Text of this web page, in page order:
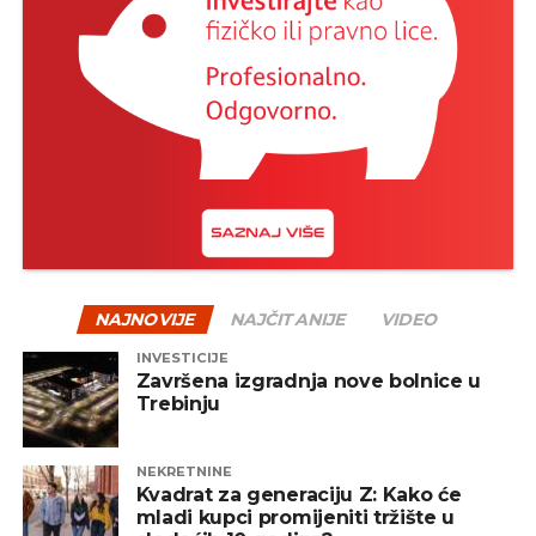
mineralnih sirovina“ koje su danas veoma tražene u
zemljama EU i širom svijeta.
Naše potencijale ćemo svakako pridružiti
naporima Srbije i naših drugih prijatelja i
partnera u Evropi i svijetu, vodeći odgovornu
politiku, prije svega u interesu RS i naših
stanovnika, primarno vodeći računa o
ekološkim pitanjima i pitanjima zaštite
zdravlja, gdje će struka biti potpuno uvažena i
Prijedoru i Zvorniku
NAJNOVIJE NAJČITANIJE VIDEO
INVESTICIJE
Završena izgradnja nove bolnice u
Trebinju
NEKRETNINE
Kvadrat za generaciju Z: Kako će
mladi kupci promijeniti tržište u